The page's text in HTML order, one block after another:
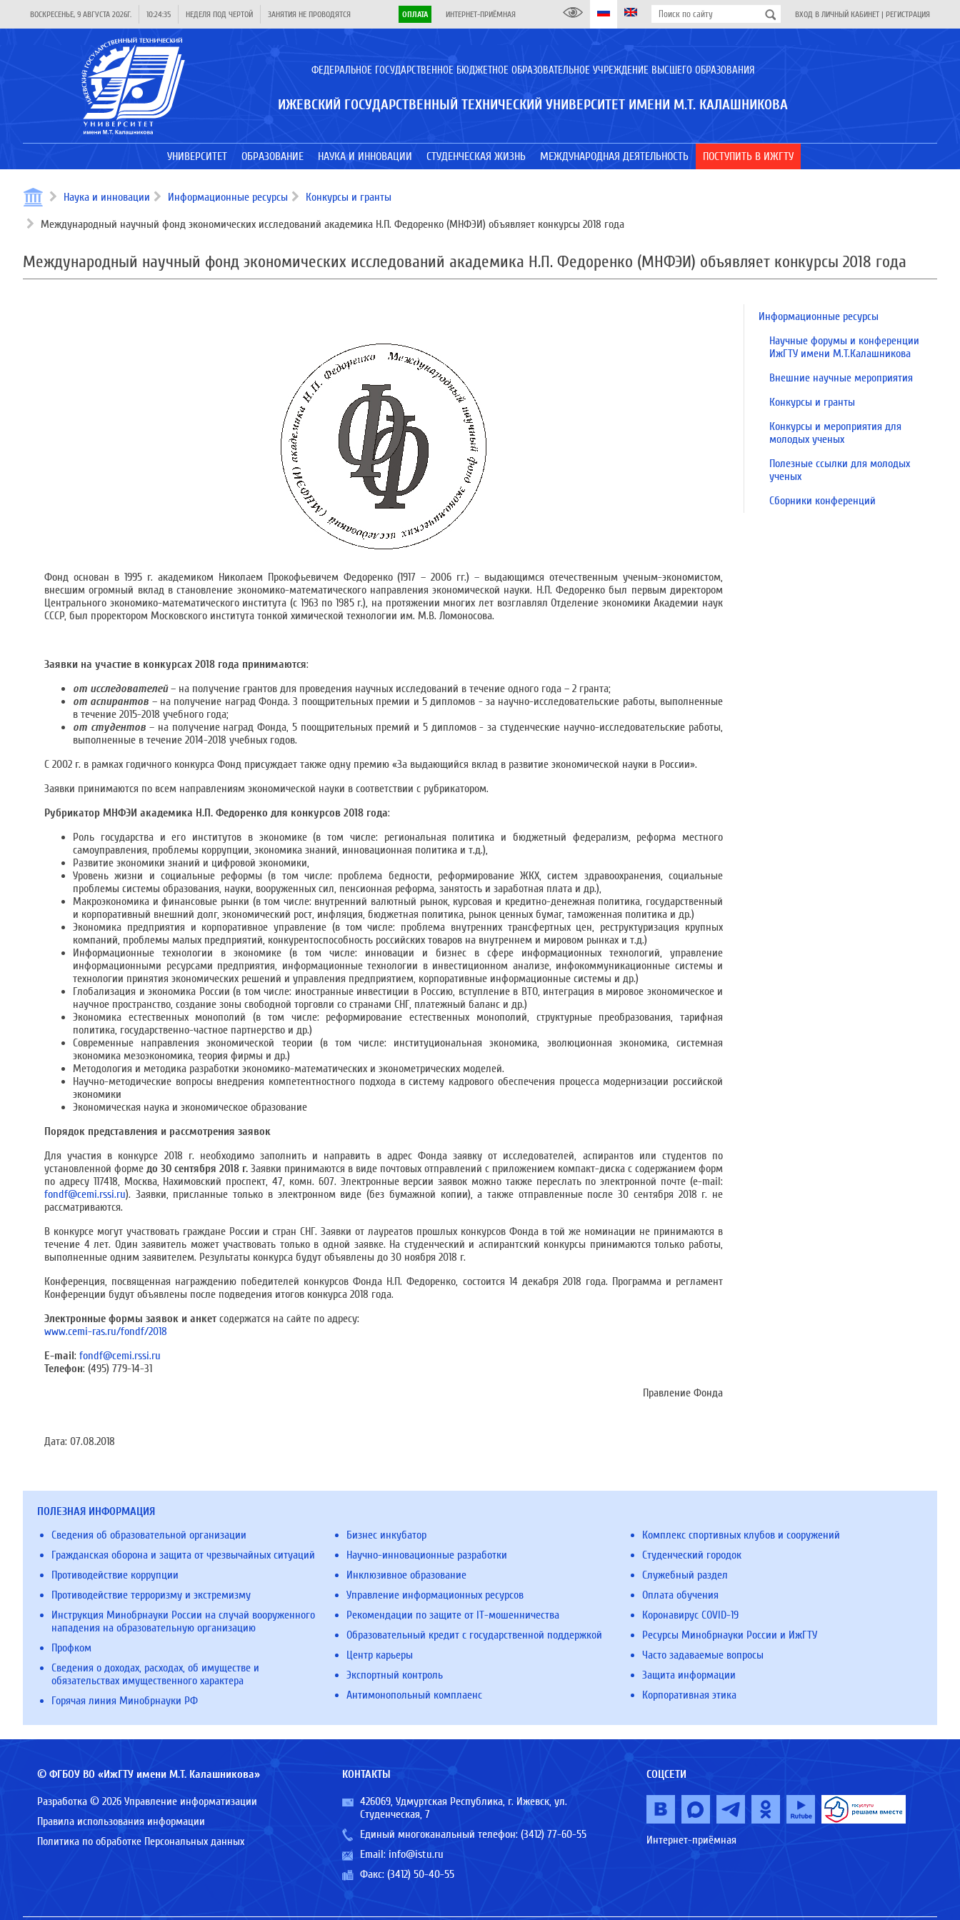
ВОСКРЕСЕНЬЕ, 9 АВГУСТА 2026Г. 10:24:36 НЕДЕЛЯ ПОД ЧЕРТОЙ ЗАНЯТИЯ НЕ ПРОВОДЯТСЯ ОПЛАТА ИНТЕРНЕТ-ПРИЁМНАЯ ВХОД В ЛИЧНЫЙ КАБИНЕТ | РЕГИСТРАЦИЯ
ФЕДЕРАЛЬНОЕ ГОСУДАРСТВЕННОЕ БЮДЖЕТНОЕ ОБРАЗОВАТЕЛЬНОЕ УЧРЕЖДЕНИЕ ВЫСШЕГО ОБРАЗОВАНИЯ
ИЖЕВСКИЙ ГОСУДАРСТВЕННЫЙ ТЕХНИЧЕСКИЙ УНИВЕРСИТЕТ ИМЕНИ М.Т. КАЛАШНИКОВА
УНИВЕРСИТЕТ ОБРАЗОВАНИЕ НАУКА И ИННОВАЦИИ СТУДЕНЧЕСКАЯ ЖИЗНЬ МЕЖДУНАРОДНАЯ ДЕЯТЕЛЬНОСТЬ ПОСТУПИТЬ В ИЖГТУ
Наука и инновации Информационные ресурсы Конкурсы и гранты
Международный научный фонд экономических исследований академика Н.П. Федоренко (МНФЭИ) объявляет конкурсы 2018 года
Международный научный фонд экономических исследований академика Н.П. Федоренко (МНФЭИ) объявляет конкурсы 2018 года
Фонд основан в 1995 г. академиком Николаем Прокофьевичем Федоренко (1917 – 2006 гг.) – выдающимся отечественным ученым-экономистом,
внесшим огромный вклад в становление экономико-математического направления экономической науки. Н.П. Федоренко был первым директором
Центрального экономико-математического института (с 1963 по 1985 г.), на протяжении многих лет возглавлял Отделение экономики Академии наук
СССР, был проректором Московского института тонкой химической технологии им. М.В. Ломоносова.
Заявки на участие в конкурсах 2018 года принимаются:
от исследователей– на получение грантов для проведения научных исследований в течение одного года – 2 гранта;
от аспирантов – на получение наград Фонда. 3 поощрительных премии и 5 дипломов - за научно-исследовательские работы, выполненные
в течение 2015-2018 учебного года;
от студентов– на получение наград Фонда, 5 поощрительных премий и 5 дипломов - за студенческие научно-исследовательские работы,
выполненные в течение 2014-2018 учебных годов.
С 2002 г. в рамках годичного конкурса Фонд присуждает также одну премию «За выдающийся вклад в развитие экономической науки в России».
Заявки принимаются по всем направлениям экономической науки в соответствии с рубрикатором.
Рубрикатор МНФЭИ академика Н.П. Федоренко для конкурсов 2018 года:
Роль государства и его институтов в экономике (в том числе: региональная политика и бюджетный федерализм, реформа местного
самоуправления, проблемы коррупции, экономика знаний, инновационная политика и т.д.),
Развитие экономики знаний и цифровой экономики,
Уровень жизни и социальные реформы (в том числе: проблема бедности, реформирование ЖКХ, систем здравоохранения, социальные
проблемы системы образования, науки, вооруженных сил, пенсионная реформа, занятость и заработная плата и др.),
Макроэкономика и финансовые рынки (в том числе: внутренний валютный рынок, курсовая и кредитно-денежная политика, государственный
и корпоративный внешний долг, экономический рост, инфляция, бюджетная политика, рынок ценных бумаг, таможенная политика и др.)
Экономика предприятия и корпоративное управление (в том числе: проблема внутренних трансфертных цен, реструктуризация крупных
компаний, проблемы малых предприятий, конкурентоспособность российских товаров на внутреннем и мировом рынках и т.д.)
Информационные технологии в экономике (в том числе: инновации и бизнес в сфере информационных технологий, управление
информационными ресурсами предприятия, информационные технологии в инвестиционном анализе, инфокоммуникационные системы и
технологии принятия экономических решений и управления предприятием, корпоративные информационные системы и др.)
Глобализация и экономика России (в том числе: иностранные инвестиции в Россию, вступление в ВТО, интеграция в мировое экономическое и
научное пространство, создание зоны свободной торговли со странами СНГ, платежный баланс и др.)
Экономика естественных монополий (в том числе: реформирование естественных монополий, структурные преобразования, тарифная
политика, государственно-частное партнерство и др.)
Современные направления экономической теории (в том числе: институциональная экономика, эволюционная экономика, системная
экономика мезоэкономика, теория фирмы и др.)
Методология и методика разработки экономико-математических и эконометрических моделей.
Научно-методические вопросы внедрения компетентностного подхода в систему кадрового обеспечения процесса модернизации российской
экономики
Экономическая наука и экономическое образование
Порядок представления и рассмотрения заявок
Для участия в конкурсе 2018 г. необходимо заполнить и направить в адрес Фонда заявку от исследователей, аспирантов или студентов по
установленной форме до 30 сентября 2018 г. Заявки принимаются в виде почтовых отправлений с приложением компакт-диска с содержанием форм
по адресу 117418, Москва, Нахимовский проспект, 47, комн. 607. Электронные версии заявок можно также переслать по электронной почте (e-mail:
fondf@cemi.rssi.ru). Заявки, присланные только в электронном виде (без бумажной копии), а также отправленные после 30 сентября 2018 г. не
рассматриваются.
В конкурсе могут участвовать граждане России и стран СНГ. Заявки от лауреатов прошлых конкурсов Фонда в той же номинации не принимаются в
течение 4 лет. Один заявитель может участвовать только в одной заявке. На студенческий и аспирантский конкурсы принимаются только работы,
выполненные одним заявителем. Результаты конкурса будут объявлены до 30 ноября 2018 г.
Конференция, посвященная награждению победителей конкурсов Фонда Н.П. Федоренко, состоится 14 декабря 2018 года. Программа и регламент
Конференции будут объявлены после подведения итогов конкурса 2018 года.
Электронные формы заявок и анкет содержатся на сайте по адресу:
www.cemi-ras.ru/fondf/2018
E-mail: fondf@cemi.rssi.ru
Телефон: (495) 779-14-31
Правление Фонда
Дата: 07.08.2018
Информационные ресурсы
Научные форумы и конференции
ИжГТУ имени М.Т.Калашникова
Внешние научные мероприятия
Конкурсы и гранты
Конкурсы и мероприятия для
молодых ученых
Полезные ссылки для молодых
ученых
Сборники конференций
ПОЛЕЗНАЯ ИНФОРМАЦИЯ
Сведения об образовательной организации
Гражданская оборона и защита от чрезвычайных ситуаций
Противодействие коррупции
Противодействие терроризму и экстремизму
Инструкция Минобрнауки России на случай вооруженного
нападения на образовательную организацию
Профком
Сведения о доходах, расходах, об имуществе и
обязательствах имущественного характера
Горячая линия Минобрнауки РФ
Бизнес инкубатор
Научно-инновационные разработки
Инклюзивное образование
Управление информационных ресурсов
Рекомендации по защите от IT-мошенничества
Образовательный кредит с государственной поддержкой
Центр карьеры
Экспортный контроль
Антимонопольный комплаенс
Комплекс спортивных клубов и сооружений
Студенческий городок
Служебный раздел
Оплата обучения
Коронавирус COVID-19
Ресурсы Минобрнауки России и ИжГТУ
Часто задаваемые вопросы
Защита информации
Корпоративная этика
© ФГБОУ ВО «ИжГТУ имени М.Т. Калашникова»
Разработка © 2026 Управление информатизации
Правила использования информации
Политика по обработке Персональных данных
КОНТАКТЫ
426069, Удмуртская Республика, г. Ижевск, ул.
Студенческая, 7
Единый многоканальный телефон: (3412) 77-60-55
Email: info@istu.ru
Факс: (3412) 50-40-55
СОЦСЕТИ
Интернет-приёмная